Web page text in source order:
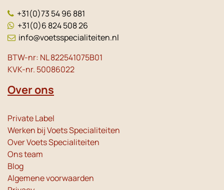
+31(0)73 54 96 881
+31(0)6 824 508 26
info@voetsspecialiteiten.nl
BTW-nr: NL 822541075B01
KVK-nr. 50086022
Over ons
Private Label
Werken bij Voets Specialiteiten
Over Voets Specialiteiten
Ons team
Blog
Algemene voorwaarden